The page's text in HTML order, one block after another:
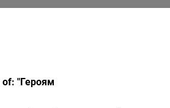
of: "Героям